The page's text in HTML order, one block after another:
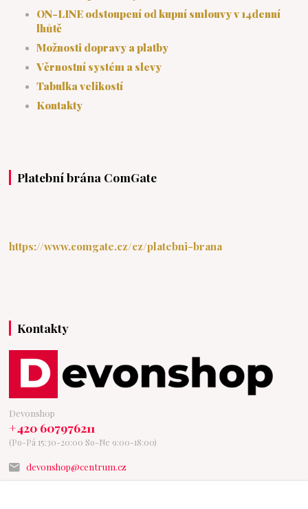
ON-LINE odstoupení od kupní smlouvy v 14denní
lhůtě
Možnosti dopravy a platby
Věrnostní systém a slevy
Tabulka velikostí
Kontakty
Platební brána ComGate
https://www.comgate.cz/cz/platebni-brana
Kontakty
Devonshop
+420 607976211
(Po-Pá 15:30-20:00 So-Ne 9:00-18:00)
devonshop@centrum.cz